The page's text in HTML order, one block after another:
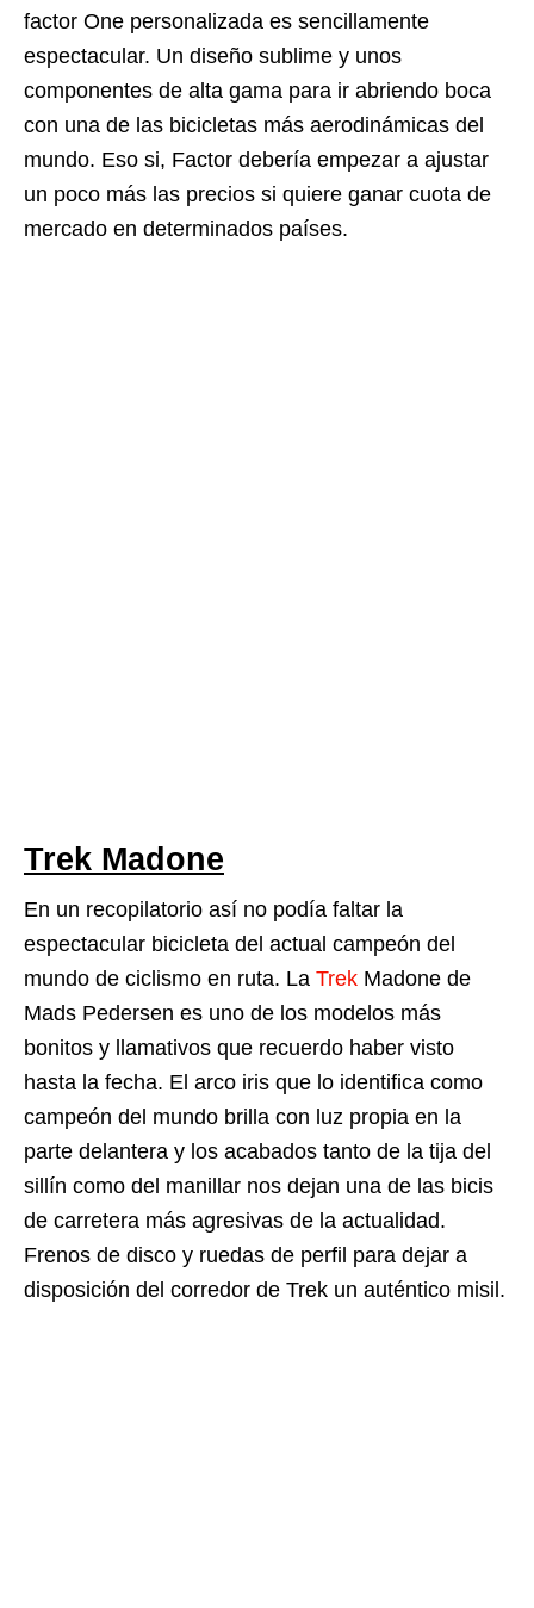
factor One personalizada es sencillamente
espectacular. Un diseño sublime y unos
componentes de alta gama para ir abriendo boca
con una de las bicicletas más aerodinámicas del
mundo. Eso si, Factor debería empezar a ajustar
un poco más las precios si quiere ganar cuota de
mercado en determinados países.
Trek Madone
En un recopilatorio así no podía faltar la
espectacular bicicleta del actual campeón del
mundo de ciclismo en ruta. La Trek Madone de
Mads Pedersen es uno de los modelos más
bonitos y llamativos que recuerdo haber visto
hasta la fecha. El arco iris que lo identifica como
campeón del mundo brilla con luz propia en la
parte delantera y los acabados tanto de la tija del
sillín como del manillar nos dejan una de las bicis
de carretera más agresivas de la actualidad.
Frenos de disco y ruedas de perfil para dejar a
disposición del corredor de Trek un auténtico misil.